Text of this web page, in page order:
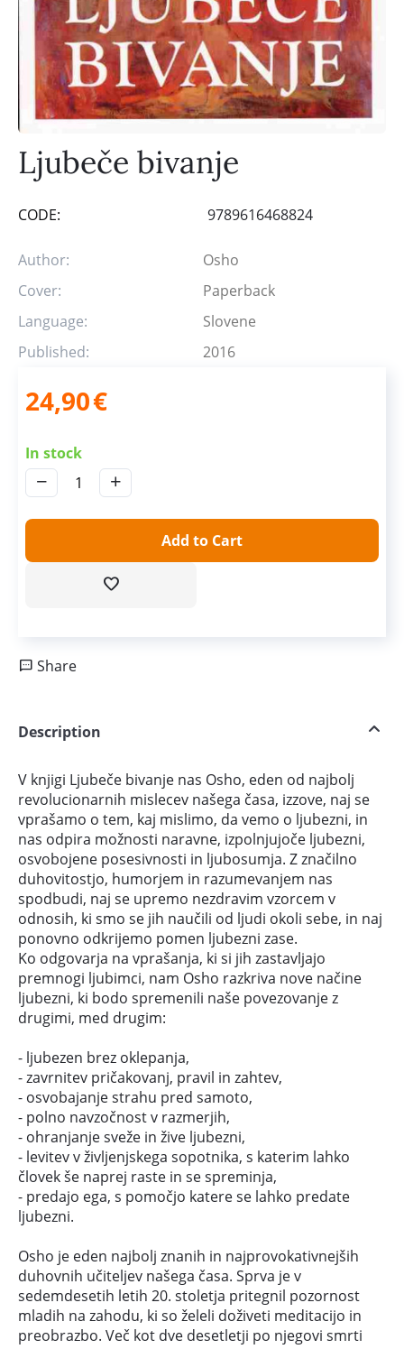
Ljubeče bivanje
CODE: 9789616468824
Author:
Osho
Cover:
Paperback
Language:
Slovene
Published:
2016
24,90€
In stock
+
−
Add to Cart
Share
Description
V knjigi Ljubeče bivanje nas Osho, eden od najbolj
revolucionarnih mislecev našega časa, izzove, naj se
vprašamo o tem, kaj mislimo, da vemo o ljubezni, in
nas odpira možnosti naravne, izpolnjujoče ljubezni,
osvobojene posesivnosti in ljubosumja. Z značilno
duhovitostjo, humorjem in razumevanjem nas
spodbudi, naj se upremo nezdravim vzorcem v
odnosih, ki smo se jih naučili od ljudi okoli sebe, in naj
ponovno odkrijemo pomen ljubezni zase.
Ko odgovarja na vprašanja, ki si jih zastavljajo
premnogi ljubimci, nam Osho razkriva nove načine
ljubezni, ki bodo spremenili naše povezovanje z
drugimi, med drugim:
- ljubezen brez oklepanja,
- zavrnitev pričakovanj, pravil in zahtev,
- osvobajanje strahu pred samoto,
- polno navzočnost v razmerjih,
- ohranjanje sveže in žive ljubezni,
- levitev v življenjskega sopotnika, s katerim lahko
človek še naprej raste in se spreminja,
- predajo ega, s pomočjo katere se lahko predate
ljubezni.
Osho je eden najbolj znanih in najprovokativnejših
duhovnih učiteljev našega časa. Sprva je v
sedemdesetih letih 20. stoletja pritegnil pozornost
mladih na zahodu, ki so želeli doživeti meditacijo in
preobrazbo. Več kot dve desetletji po njegovi smrti